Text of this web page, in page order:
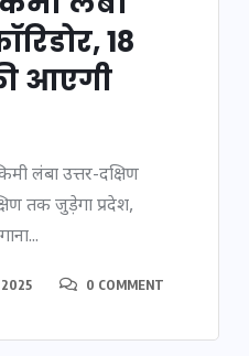
18
आएगी
लंबा उत्तर-दक्षिण
तक जुड़ेगा प्रदेश,
2025 0 COMMENT